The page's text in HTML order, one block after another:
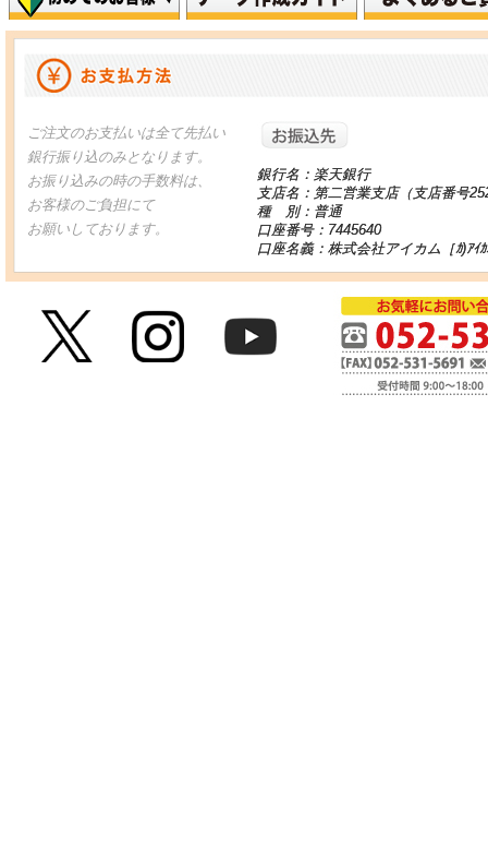
ご注文のお支払いは全て先払い
銀行振り込のみとなります。
お振り込みの時の手数料は、
お客様のご負担にて
お願いしております。
銀行名：楽天銀行
支店名：第二営業支店（支店番号
種 別：普通
口座番号：7445640
口座名義：株式会社アイカム［ｶ)ｱｲｶ